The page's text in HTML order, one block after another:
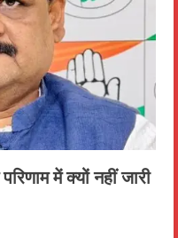
में क्यों नहीं जारी